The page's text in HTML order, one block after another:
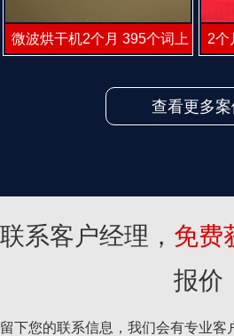
微波烘干机2个月 395个词上
2个
查看更多案
联系客户经理， 免费
报价
留下您的联系信息，我们会有专业客